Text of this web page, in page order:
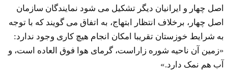
اصل چهار و ایرانیان دیگر تشکیل می شود نمایندگان سازمان
اصل چهار، برخلاف انتظار ابتهاج، به اتفاق می گویند که با توجه
به شرایط خوزستان تقریبا امکان انجام هیچ کاری وجود ندارد:
«زمین آن ناحیه شوره زاراست، گرمای هوا فوق العاده است، و
آب هم نمک دارد.»